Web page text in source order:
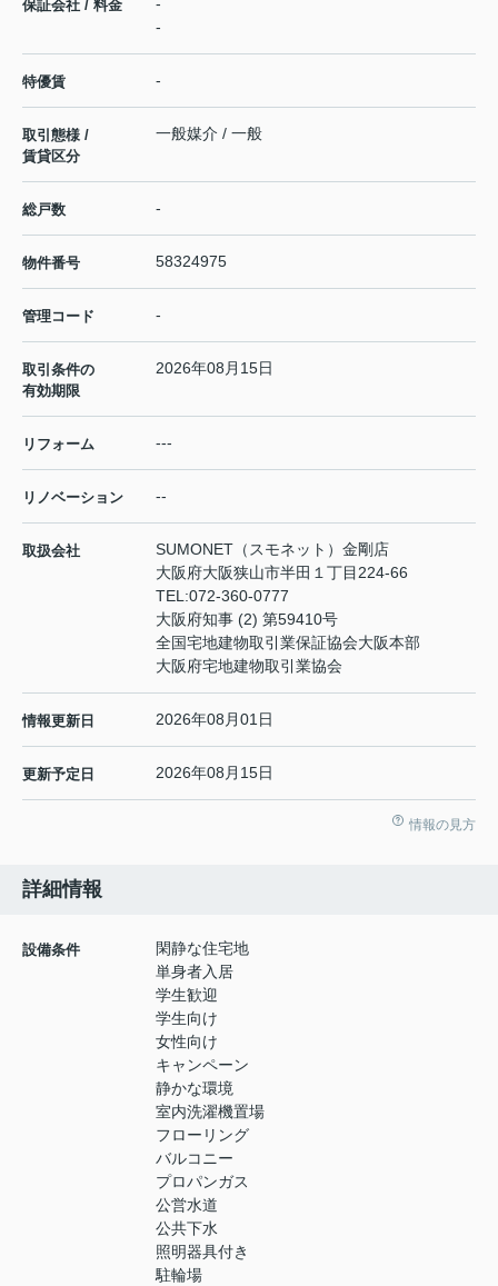
保証会社 / 料金
-
特優賃 -
取引態様 /
賃貸区分
一般媒介 / 一般
総戸数 -
物件番号 58324975
管理コード -
取引条件の
有効期限
2026年08月15日
リフォーム ---
リノベーション --
取扱会社
SUMONET（スモネット）金剛店
大阪府大阪狭山市半田１丁目224-66
TEL:072-360-0777
大阪府知事 (2) 第59410号
全国宅地建物取引業保証協会大阪本部
大阪府宅地建物取引業協会
情報更新日 2026年08月01日
更新予定日 2026年08月15日
情報の見方
詳細情報
設備条件
閑静な住宅地
単身者入居
学生歓迎
学生向け
女性向け
キャンペーン
静かな環境
室内洗濯機置場
フローリング
バルコニー
プロパンガス
公営水道
公共下水
照明器具付き
駐輪場